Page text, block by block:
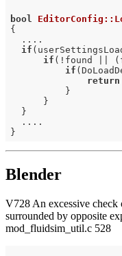
bool
{
  ....
if
if (!found ||
if
return
          }
      }
  }
  ....
Blender
V728 An excessive check
surrounded by opposite
mod_fluidsim_util.c 528